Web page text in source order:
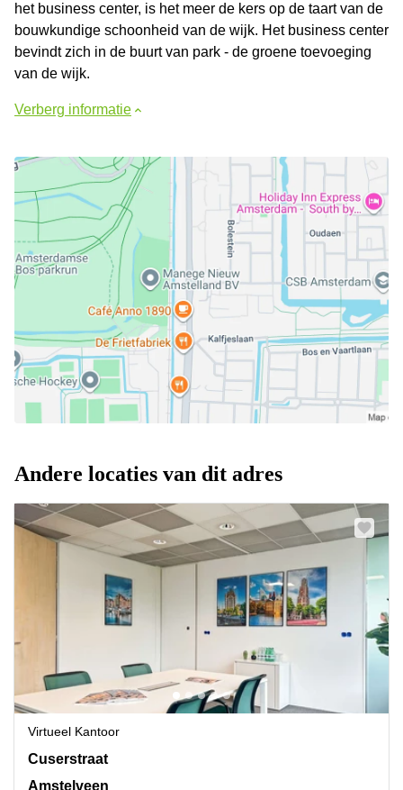
het business center, is het meer de kers op de taart van de
bouwkundige schoonheid van de wijk. Het business center
bevindt zich in de buurt van park - de groene toevoeging
van de wijk.
Verberg informatie
Andere locaties van dit adres
Virtueel Kantoor
De Cuserstraat 93,1e, 2e en 3e verdieping, Amstelveen
Cuserstraat
Amstelveen